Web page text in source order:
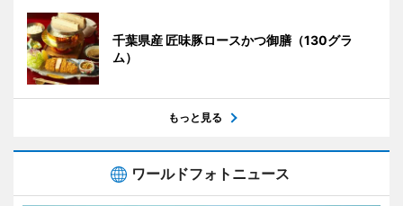
千葉県産 匠味豚ロースかつ御膳（130グラ
ム）
もっと見る
ワールドフォトニュース